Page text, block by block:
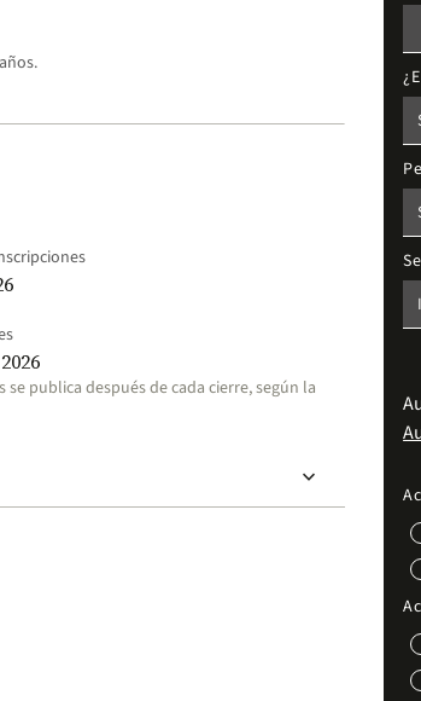
publica después de cada cierre, según la
keyboard_arrow_down